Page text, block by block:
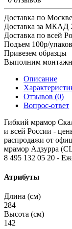
Доставка по
Доставка за МКАД
Доставка по всей
Подъем 100р/
Привезем образцы
Выполним
Описание
Отзывов (0)
Вопрос-ответ
Гибкий мрамор
и всей России -
распродажи от
мрамор Адзурра
8 495 132 05 20 -
Атрибуты
Длина (см)
284
Высота (см)
142